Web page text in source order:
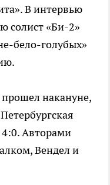
В интервью
солист «Би-2»
бело-голубых»
накануне,
4:0. Авторами
Вендел и